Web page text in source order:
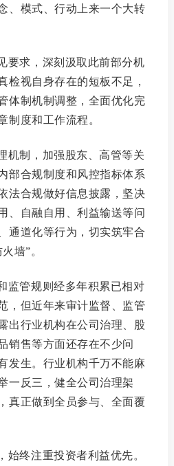
、模式、行动上来一个大转
要求，深刻汲取此前部分机
检视自身存在的短板不足，
体制机制调整，全面优化完
制度和工作流程。
机制，加强股东、高管等关
部合规制度和风控指标体系
法合规做好信息披露，坚决
、自融自用、利益输送等问
通道化等行为，切实筑牢合
墙”。
监管规则经多年积累已相对
，但近年来审计监督、监管
出行业机构在公司治理、股
销售等方面还存在不少问
发生。行业机构千万不能麻
一反三，健全公司治理架
真正做到全员参与、全面覆
始终注重投资者利益优先。